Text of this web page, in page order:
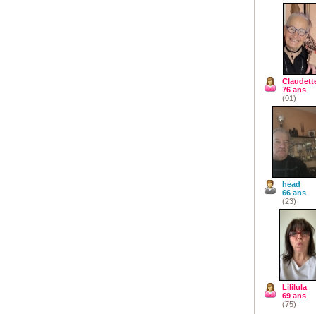
76 ans
(01)
head
66 ans
(23)
Lililula
69 ans
(75)